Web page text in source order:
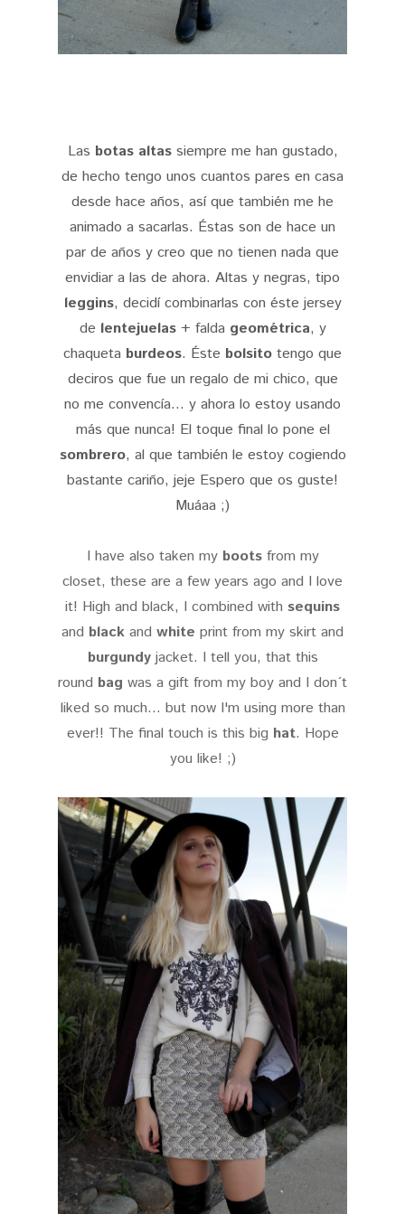
Las botas altassiempre me han gustado,
de hecho tengo unos cuantos pares en casa
desde hace años, así que también me he
animado a sacarlas. Éstas son de hace un
par de años y creo que no tienen nada que
envidiar a las de ahora. Altas y negras, tipo
leggins, decidí combinarlas con éste jersey
de lentejuelas+ falda geométrica, y
chaqueta burdeos. Éste bolsito tengo que
deciros que fue un regalo de mi chico, que
no me convencía... y ahora lo estoy usando
más que nunca! El toque final lo pone el
sombrero, al que también le estoy cogiendo
bastante cariño, jeje Espero que os guste!
Muáaa ;)
I have also taken myboots from my
closet, these are a few years ago and I love
it! High and black, I combined with sequins
and black and white print from my skirt and
burgundyjacket. I tell you, that this
round bag was a gift from my boy and I don´t
liked so much... but now I'm using more than
ever!! The final touch is this big hat. Hope
you like! ;)